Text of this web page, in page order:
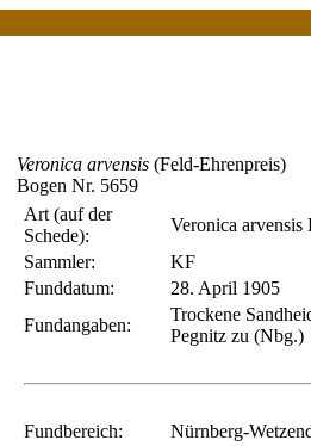
Veronica arvensis (Feld-Ehrenpreis)
Bogen Nr. 5659
Art (auf der
Schede):
Veronica arvensis
Sammler:
KF
Funddatum:
28. April 1905
Fundangaben:
Trockene
Pegnitz zu (Nbg.)
Fundbereich: Nürnberg-